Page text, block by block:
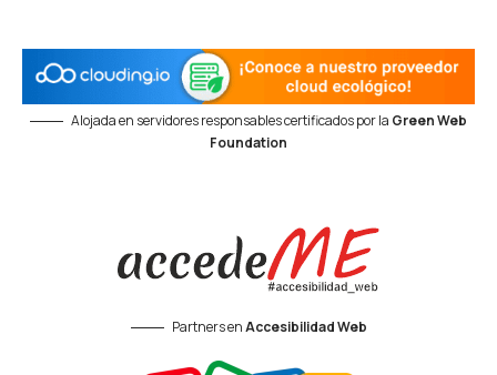
Alojada en servidores responsables certificados por la Green Web
Foundation
Partners enAccesibilidad Web